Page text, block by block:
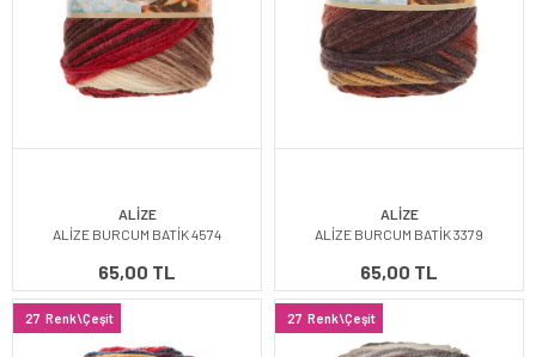
ALİZE
ALİZE BURCUM BATİK 4574
65,00 TL
ALİZE
ALİZE BURCUM BATİK 3379
65,00 TL
27 Renk\Çeşit 27 Renk\Çeşit